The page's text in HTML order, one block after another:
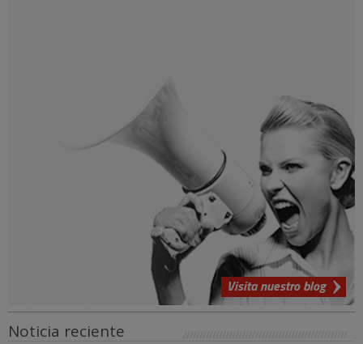
Visita nuestro blog
Noticia reciente